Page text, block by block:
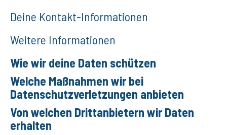
Deine Kontakt-Informationen
Weitere Informationen
Wie wir deine Daten schützen
Welche Maßnahmen wir bei
Datenschutzverletzungen anbieten
Von welchen Drittanbietern wir Daten
erhalten